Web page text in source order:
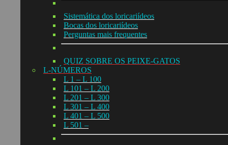
Sistemática dos loricariídeos
Bocas dos loricariídeos
Perguntas mais frequentes
QUIZ SOBRE OS PEIXE-GATOS
L-NÚMEROS
L 1 – L 100
L 101 – L 200
L 201 – L 300
L 301 – L 400
L 401 – L 500
L 501 –